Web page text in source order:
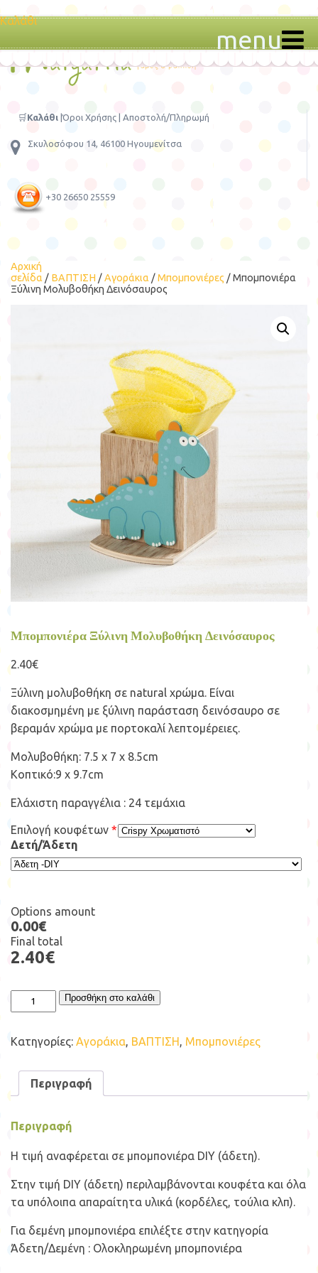
🛒Καλάθι |Όροι Χρήσης Αποστολή/Πληρωμή
Σκυλοσόφου 14, 46100 Ηγουμενίτσα
+30 26650 25559
Καλάθι
menu
Αρχική
σελίδα / ΒΑΠΤΙΣΗ /Αγοράκια /Μπομπονιέρες / Μπομπονιέρα
Ξύλινη Μολυβοθήκη Δεινόσαυρος
Μπομπονιέρα Ξύλινη Μολυβοθήκη Δεινόσαυρος
2.40€
Ξύλινη μολυβοθήκη σε natural χρώμα. Είναι
διακοσμημένη με ξύλινη παράσταση δεινόσαυρο σε
βεραμάν χρώμα με πορτοκαλί λεπτομέρειες.
Μολυβοθήκη: 7.5 x 7 x 8.5cm
Κοπτικό:9 x 9.7cm
Ελάχιστη παραγγέλια : 24 τεμάχια
Επιλογή κουφέτων *
Δετή/Άδετη
Options amount
0.00€
Final total
2.40€
Μπομπονιέρα
Ξύλινη
Δεινόσαυρος
ποσότητα
Προσθήκη στο καλάθι
Κατηγορίες: Αγοράκια, ΒΑΠΤΙΣΗ , Μπομπονιέρες
Περιγραφή
Περιγραφή
Η τιμή αναφέρεται σε μπομπονιέρα DIY (άδετη).
Στην τιμή DIY (άδετη) περιλαμβάνονται κουφέτα και όλα
τα υπόλοιπα απαραίτητα υλικά (κορδέλες, τούλια κλπ).
Για δεμένη μπομπονιέρα επιλέξτε στην κατηγορία
Άδετη/Δεμένη : Ολοκληρωμένη μπομπονιέρα